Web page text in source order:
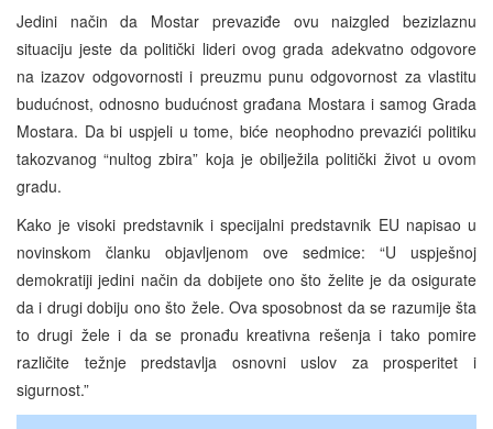
Jedini način da Mostar prevaziđe ovu naizgled bezizlaznu
situaciju jeste da politički lideri ovog grada adekvatno odgovore
na izazov odgovornosti i preuzmu punu odgovornost za vlastitu
budućnost, odnosno budućnost građana Mostara i samog Grada
Mostara. Da bi uspjeli u tome, biće neophodno prevazići politiku
takozvanog “nultog zbira” koja je obilježila politički život u ovom
gradu.
Kako je visoki predstavnik i specijalni predstavnik EU napisao u
novinskom članku objavljenom ove sedmice: “U uspješnoj
demokratiji jedini način da dobijete ono što želite je da osigurate
da i drugi dobiju ono što žele. Ova sposobnost da se razumije šta
to drugi žele i da se pronađu kreativna rešenja i tako pomire
različite težnje predstavlja osnovni uslov za prosperitet i
sigurnost.”